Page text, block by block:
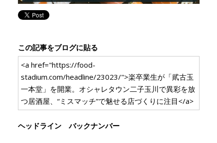
この記事をブログに貼る
<a href="https://food-
stadium.com/headline/23023/">楽卒業生が「貮古玉
一本堂」を開業。オシャレタウン二子玉川で異彩を放
つ居酒屋、“ミスマッチ”で魅せる店づくりに注目</a>
ヘッドライン バックナンバー